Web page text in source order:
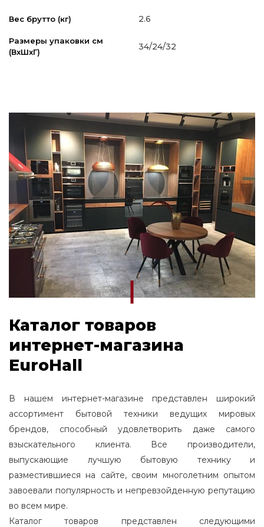
Вес брутто (кг) 2.6
Размеры упаковки см
(ВxШxГ)
34/24/32
Каталог товаров
интернет-магазина
EuroHall
В нашем интернет-магазине представлен широкий
ассортимент бытовой техники ведущих мировых
брендов, способный удовлетворить даже самого
взыскательного клиента. Все производители,
выпускающие лучшую бытовую технику и
разместившиеся на сайте, своим многолетним опытом
завоевали популярность и непревзойденную репутацию
во всем мире.
Каталог товаров представлен следующими